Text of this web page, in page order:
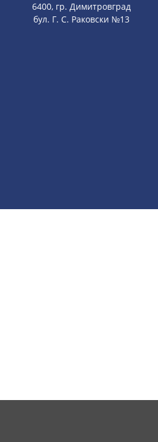
6400, гр. Димитровград
бул. Г. С. Раковски №13